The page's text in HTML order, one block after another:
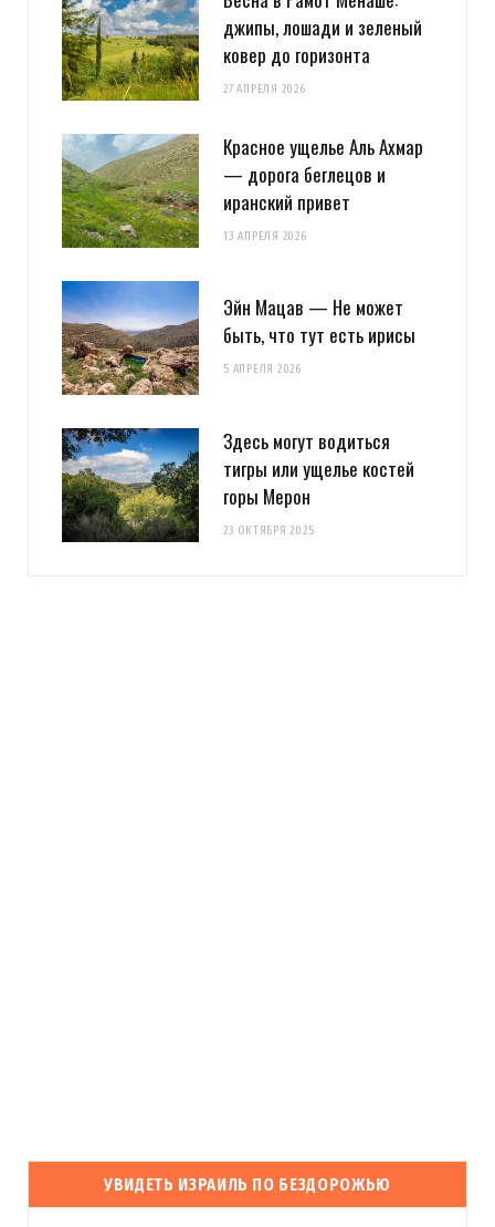
джипы, лошади и зеленый
ковер до горизонта
27 АПРЕЛЯ 2026
Красное ущелье Аль Ахмар
— дорога беглецов и
иранский привет
13 АПРЕЛЯ 2026
Эйн Мацав — Не может
быть, что тут есть ирисы
5 АПРЕЛЯ 2026
Здесь могут водиться
тигры или ущелье костей
горы Мерон
23 ОКТЯБРЯ 2025
УВИДЕТЬ ИЗРАИЛЬ ПО БЕЗДОРОЖЬЮ